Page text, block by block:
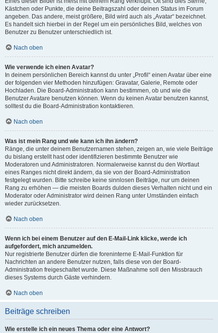
Kästchen oder Punkte, die deine Beitragszahl oder deinen Status im Forum
angeben. Das andere, meist größere, Bild wird auch als „Avatar“ bezeichnet.
Es handelt sich hierbei in der Regel um ein persönliches Bild, welches von
Benutzer zu Benutzer unterschiedlich ist.
Nach oben
Wie verwende ich einen Avatar?
In deinem persönlichen Bereich kannst du unter „Profil“ einen Avatar über eine
der folgenden vier Methoden hinzufügen: Gravatar, Galerie, Remote oder
Hochladen. Die Board-Administration kann bestimmen, ob und wie die
Benutzer Avatare benutzen können. Wenn du keinen Avatar benutzen kannst,
solltest du die Board-Administration kontaktieren.
Nach oben
Was ist mein Rang und wie kann ich ihn ändern?
Ränge, die unter deinem Benutzernamen stehen, zeigen an, wie viele Beiträge
du bislang erstellt hast oder identifizieren bestimmte Benutzer wie
Moderatoren und Administratoren. Normalerweise kannst du den Wortlaut
eines Ranges nicht direkt ändern, da sie von der Board-Administration
festgelegt wurden. Bitte schreibe keine sinnlosen Beiträge, nur um deinen
Rang zu erhöhen — die meisten Boards dulden dieses Verhalten nicht und ein
Moderator oder Administrator wird deinen Rang unter Umständen einfach
wieder zurücksetzen.
Nach oben
Wenn ich bei einem Benutzer auf den E-Mail-Link klicke, werde ich
aufgefordert, mich anzumelden.
Nur registrierte Benutzer dürfen die foreninterne E-Mail-Funktion für
Nachrichten an andere Benutzer nutzen, falls diese von der Board-
Administration freigeschaltet wurde. Diese Maßnahme soll den Missbrauch
dieses Systems durch Gäste verhindern.
Nach oben
Beiträge schreiben
Wie erstelle ich ein neues Thema oder eine Antwort?